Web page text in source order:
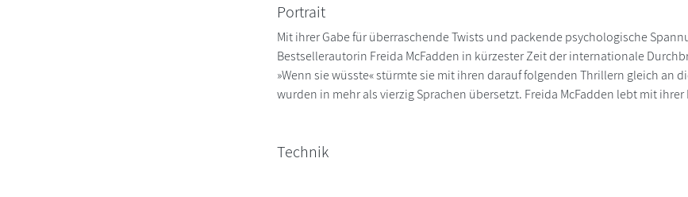
Portrait
Mit ihrer Gabe für überraschende Twists und packende psychologische
Bestsellerautorin Freida McFadden in kürzester Zeit der internationale
»Wenn sie wüsste« stürmte sie mit ihren darauf folgenden Thrillern gleich an
wurden in mehr als vierzig Sprachen übersetzt. Freida McFadden lebt mit
Technik